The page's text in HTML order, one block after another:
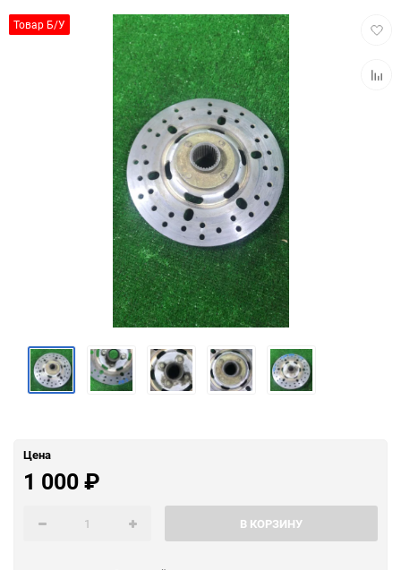
Товар Б/У
Цена
1 000₽
В КОРЗИНУ